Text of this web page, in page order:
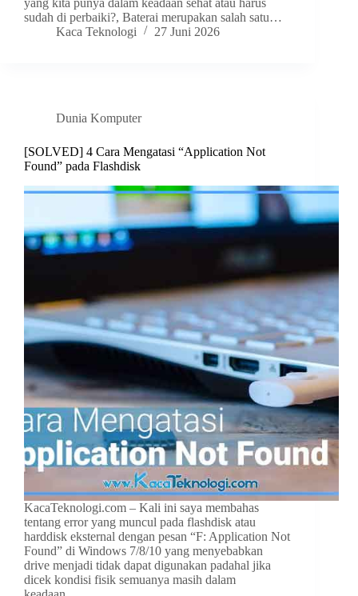
yang kita punya dalam keadaan sehat atau harus
sudah di perbaiki?, Baterai merupakan salah satu…
Kaca Teknologi
27 Juni 2026
Dunia Komputer
[SOLVED] 4 Cara Mengatasi “Application Not
Found” pada Flashdisk
KacaTeknologi.com – Kali ini saya membahas
tentang error yang muncul pada flashdisk atau
harddisk eksternal dengan pesan “F: Application Not
Found” di Windows 7/8/10 yang menyebabkan
drive menjadi tidak dapat digunakan padahal jika
dicek kondisi fisik semuanya masih dalam